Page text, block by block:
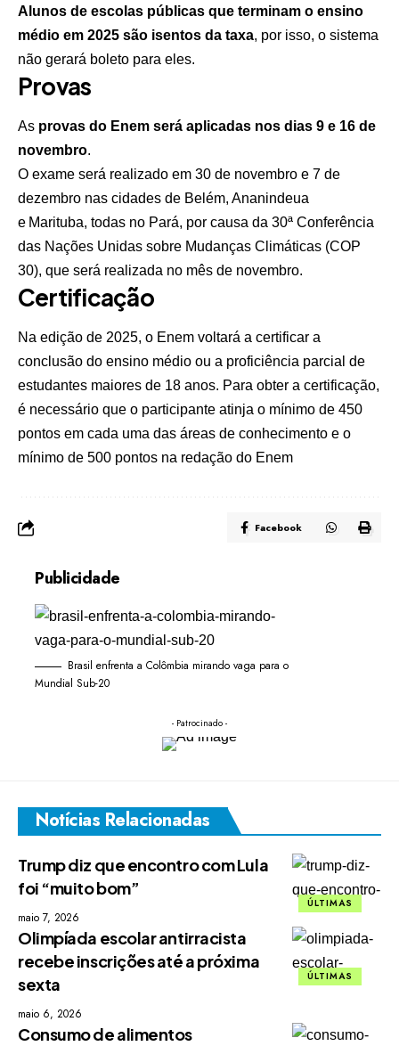
Alunos de escolas públicas que terminam o ensino
médio em 2025 são isentos da taxa, por isso, o sistema
não gerará boleto para eles.
Provas
As provas do Enem será aplicadas nos dias 9 e 16 de
novembro.
O exame será realizado em 30 de novembro e 7 de
dezembro nas cidades de Belém, Ananindeua
e Marituba, todas no Pará, por causa da 30ª Conferência
das Nações Unidas sobre Mudanças Climáticas (COP
30), que será realizada no mês de novembro.
Certificação
Na edição de 2025, o Enem voltará a certificar a
conclusão do ensino médio ou a proficiência parcial de
estudantes maiores de 18 anos. Para obter a certificação,
é necessário que o participante atinja o mínimo de 450
pontos em cada uma das áreas de conhecimento e o
mínimo de 500 pontos na redação do Enem
Facebook
Publicidade
Brasil enfrenta a Colômbia mirando vaga para o
Mundial Sub-20
- Patrocinado -
Notícias Relacionadas
ÚLTIMAS
Trump diz que encontro com Lula
foi “muito bom”
maio 7, 2026
ÚLTIMAS
Olimpíada escolar antirracista
recebe inscrições até a próxima
sexta
maio 6, 2026
Consumo de alimentos